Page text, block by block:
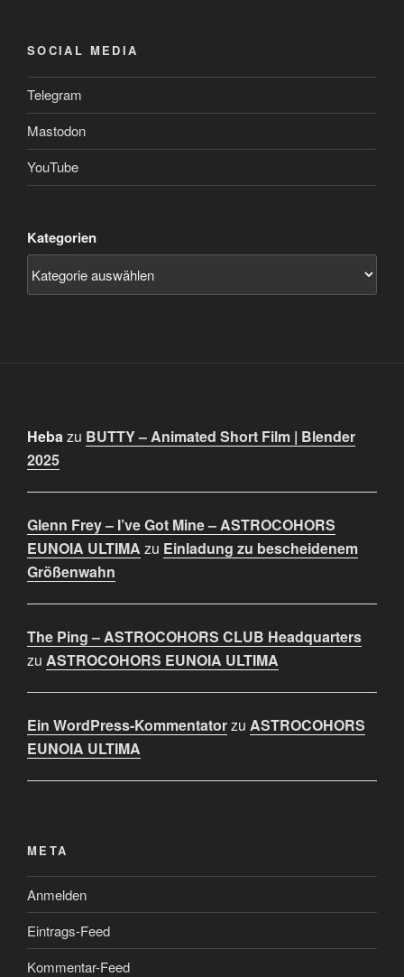
SOCIAL MEDIA
Telegram
Mastodon
YouTube
Kategorien
Heba zu BUTTY – Animated Short Film | Blender
2025
Glenn Frey – I’ve Got Mine – ASTROCOHORS
EUNOIA ULTIMA zu Einladung zu bescheidenem
Größenwahn
The Ping – ASTROCOHORS CLUB Headquarters
zu ASTROCOHORS EUNOIA ULTIMA
Ein WordPress-Kommentatorzu ASTROCOHORS
EUNOIA ULTIMA
META
Anmelden
Eintrags-Feed
Kommentar-Feed